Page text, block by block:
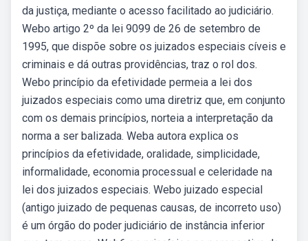
da justiça, mediante o acesso facilitado ao judiciário.
Webo artigo 2º da lei 9099 de 26 de setembro de
1995, que dispõe sobre os juizados especiais cíveis e
criminais e dá outras providências, traz o rol dos.
Webo princípio da efetividade permeia a lei dos
juizados especiais como uma diretriz que, em conjunto
com os demais princípios, norteia a interpretação da
norma a ser balizada. Weba autora explica os
princípios da efetividade, oralidade, simplicidade,
informalidade, economia processual e celeridade na
lei dos juizados especiais. Webo juizado especial
(antigo juizado de pequenas causas, de incorreto uso)
é um órgão do poder judiciário de instância inferior